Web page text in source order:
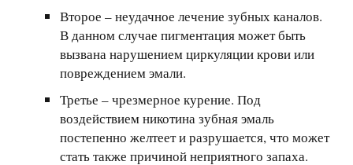
Второе – неудачное лечение зубных каналов.
В данном случае пигментация может быть
вызвана нарушением циркуляции крови или
повреждением эмали.
Третье – чрезмерное курение. Под
воздействием никотина зубная эмаль
постепенно желтеет и разрушается, что может
стать также причиной неприятного запаха.